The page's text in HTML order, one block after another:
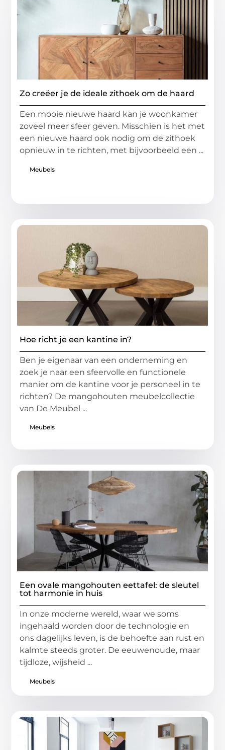
Zo creëer je de ideale zithoek om de haard
Een mooie nieuwe haard kan je woonkamer
zoveel meer sfeer geven. Misschien is het met
een nieuwe haard ook nodig om de zithoek
opnieuw in te richten, met bijvoorbeeld een ...
Meubels
Hoe richt je een kantine in?
Ben je eigenaar van een onderneming en
zoek je naar een sfeervolle en functionele
manier om de kantine voor je personeel in te
richten? De mangohouten meubelcollectie
van De Meubel ...
Meubels
Een ovale mangohouten eettafel: de sleutel
tot harmonie in huis
In onze moderne wereld, waar we soms
ingehaald worden door de technologie en
ons dagelijks leven, is de behoefte aan rust en
kalmte steeds groter. De eeuwenoude, maar
tijdloze, wijsheid ...
Meubels